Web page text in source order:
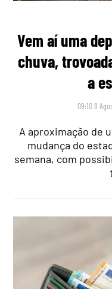
Vem aí uma
chuva,
a
09:10 8
A aproximação de
mudança do
semana, com